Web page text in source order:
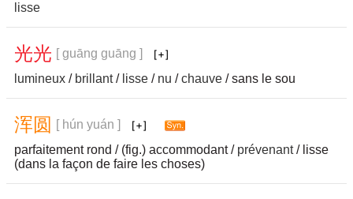
lisse
光光 [ guāng guāng ]
lumineux / brillant/ lisse / nu /chauve / sans le sou
浑 圆
[ hún yuán ]
parfaitement rond / (fig.) accommodant / prévenant/ lisse
(dans la façon de faire les choses)